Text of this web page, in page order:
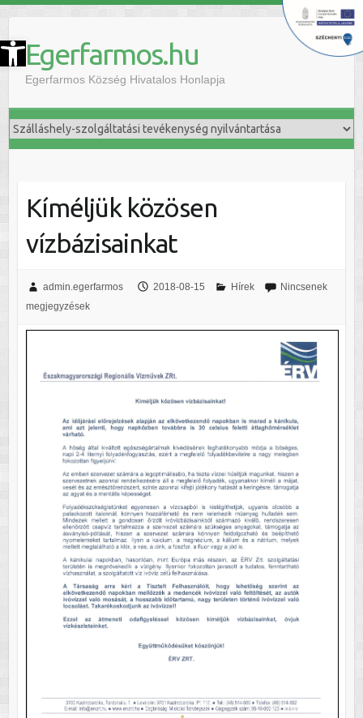
Eszköztár megnyitása Egerfarmos.hu
Egerfarmos Község Hivatalos Honlapja
Kíméljük közösen
vízbázisainkat
admin.egerfarmos 2018-08-15 Hírek
Nincsenek
megjegyzések